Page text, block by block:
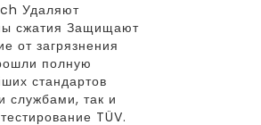
Удаляют
сжатия Защищают
от загрязнения
полную
стандартов
службами, так и
TÜV.